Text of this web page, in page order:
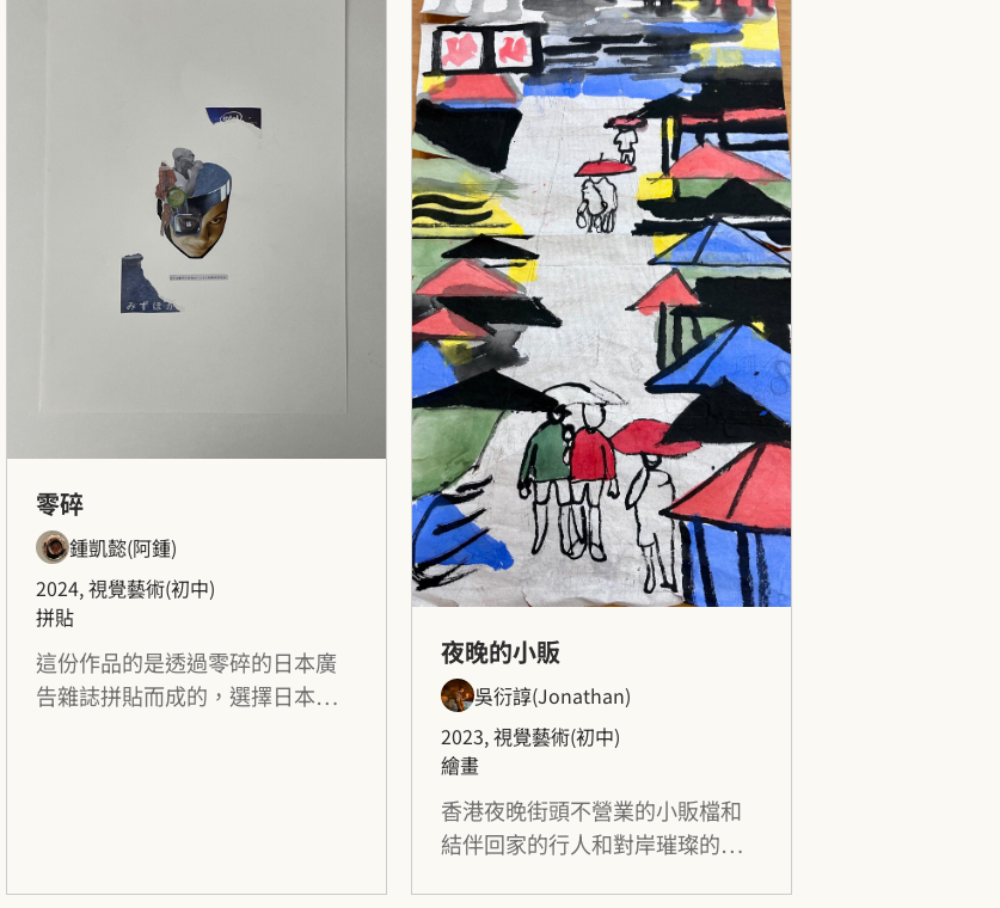
零碎
鍾凱懿（阿鍾）
2024, 視覺藝術（初中）
拼貼
這份作品的是透過零碎的日本廣
告雜誌拼貼而成的，選擇日本廣
夜晚的小販
吳衍諄（Jonathan）
2023, 視覺藝術（初中）
繪畫
香港夜晚街頭不營業的小販檔和
結伴回家的行人和對岸璀璨的高